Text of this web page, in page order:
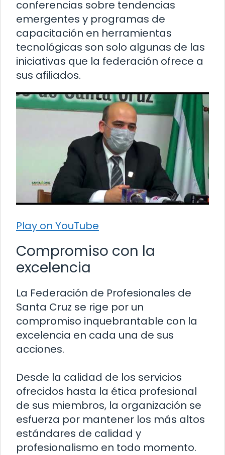
conferencias sobre tendencias
emergentes y programas de
capacitación en herramientas
tecnológicas son solo algunas de las
iniciativas que la federación ofrece a
sus afiliados.
Play on YouTube
Compromiso con la
excelencia
La Federación de Profesionales de
Santa Cruz se rige por un
compromiso inquebrantable con la
excelencia en cada una de sus
acciones.
Desde la calidad de los servicios
ofrecidos hasta la ética profesional
de sus miembros, la organización se
esfuerza por mantener los más altos
estándares de calidad y
profesionalismo en todo momento.